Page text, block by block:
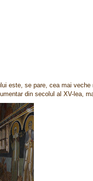
este, se pare, cea mai veche
din secolul al XV-lea,